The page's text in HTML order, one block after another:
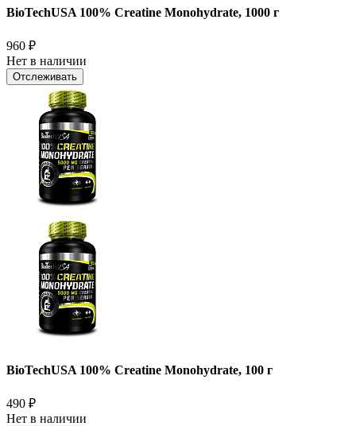
BioTechUSA 100% Creatine Monohydrate, 1000 г
960 ₽
Нет в наличии
Отслеживать
BioTechUSA 100% Creatine Monohydrate, 100 г
490 ₽
Нет в наличии